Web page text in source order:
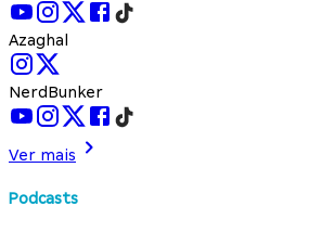
Azaghal
NerdBunker
Ver mais
Podcasts